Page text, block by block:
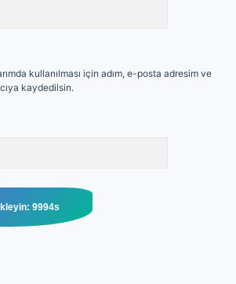
kullanılması için adım, e-posta adresim ve
kaydedilsin.